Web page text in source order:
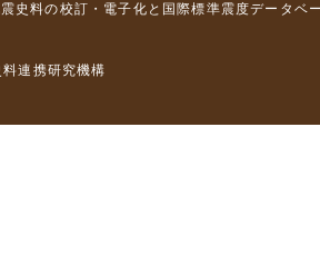
震史料の校訂・電子化と国際標準震度データ
連携研究機構